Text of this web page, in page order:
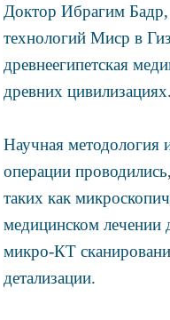
Доктор Ибрагим Бадр,
технологий Миср в
древнеегипетская
древних
Научная методология
операции
таких как
медицинском лечении
микро-КТ
детализации.